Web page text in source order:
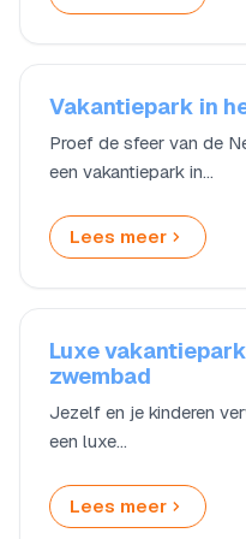
Vakantiepark in
Proef de sfeer van de
een vakantiepark in…
Lees meer
Luxe
zwembad
Jezelf en je kinderen
een luxe…
Lees meer